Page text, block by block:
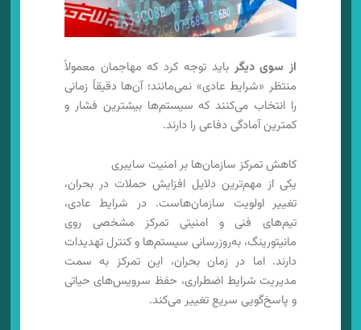
از سوی دیگر باید توجه کرد که مهاجمان معمولاً
منتظر «شرایط عادی» نمی‌مانند؛ آن‌ها دقیقاً زمانی
را انتخاب می‌کنند که سیستم‌ها بیشترین فشار و
کمترین آمادگی دفاعی را دارند.
کاهش تمرکز سازمان‌ها بر امنیت سایبری
یکی از مهم‌ترین دلایل افزایش حملات در بحران،
تغییر اولویت سازمان‌هاست. در شرایط عادی،
تیم‌های فنی و امنیتی تمرکز مشخصی روی
مانیتورینگ، به‌روزرسانی سیستم‌ها و کنترل تهدیدات
دارند. اما در زمان بحران، این تمرکز به سمت
مدیریت شرایط اضطراری، حفظ سرویس‌های حیاتی
و پاسخ‌گویی سریع تغییر می‌کند.